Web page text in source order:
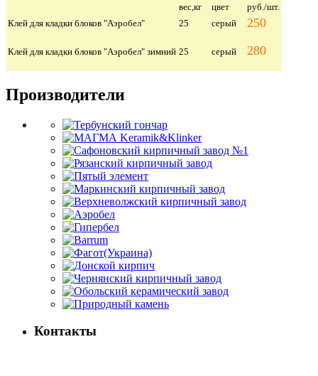
вес,кг
цвет
руб./шт.
Клей для кладки блоков "Аэробел"
25 серый 250
Клей для кладки блоков "Аэробел" зимний 25 серый 280
Производители
Контакты